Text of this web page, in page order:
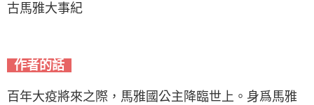
古馬雅大事紀
作者的話
百年大疫將來之際，馬雅國公主降臨世上。身爲馬雅